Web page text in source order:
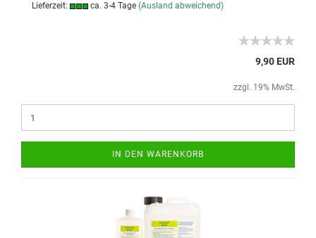
Lieferzeit:
ca. 3-4 Tage (Ausland abweichend)
9,90 EUR
zzgl. 19% MwSt.
IN DEN WARENKORB